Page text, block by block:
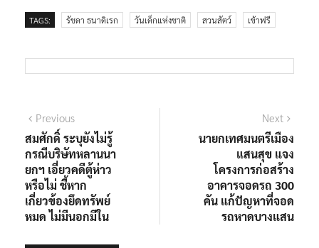
TAGS: รัชดา ธนาดิเรก วันเด็กแห่งชาติ สวนสัตว์ เข้าฟรี
แนะแนว
เรื่อง
PreviousPrevious
post:
สมศักดิ์ ระบุยังไม่รู้
กรณีบริษัทหลานนา
ยกฯ เอี่ยวคดีตู้ห่าว
หรือไม่ ชี้หาก
เกี่ยวข้องยึดทรัพย์
หมด ไม่มีนอกมีใน
Next
นายกเทศมนตรีเมือง
แสนสุข แจง
โครงการก่อสร้าง
อาคารจอดรถ 300
คัน แก้ปัญหาที่จอด
รถหาดบางแสน